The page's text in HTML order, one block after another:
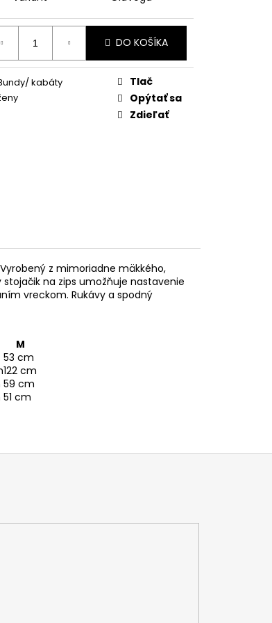
DO KOŠÍKA
kabáty
Tlač
Opýtať sa
Zdieľať
z mimoriadne mäkkého,
na zips umožňuje nastavenie
vreckom. Rukávy a spodný
M
53 cm
122 cm
59 cm
51 cm